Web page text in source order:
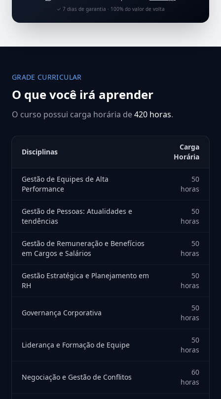
✓ 7 dias de garantia · 100% do valor de volta
GRADE CURRICULAR
O que você irá aprender
O curso possui carga horária de420 horas.
Disciplinas
Carga
Horária
Gestão de Equipes de Alta
Performance
50
horas
Gestão de Pessoas: Atualidades e
tendências
50
horas
Gestão de Remuneração e Benefícios
em Cargos e Salários
50
horas
Gestão Estratégica e Planejamento em
RH
50
horas
Governança Corporativa
50
horas
Liderança e Formação de Equipe
50
horas
Negociação e Gestão de Conflitos
60
horas